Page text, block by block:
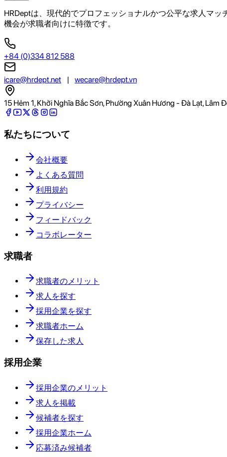
HRDeptは、現代的でプロフェッショナルかつ公平な求人マ
機会が求職者向けに特徴です。
+84 (0)334 812 588
icare@hrdept.net | wecare@hrdept.vn
15 Hẻm 1, Khởi Nghĩa Bắc Sơn, Phường Xuân Hương - Đà Lạt, Lâm
私たちについて
会社概要
よくある質問
利用規約
プライバシー
フィードバック
コラボレーター
求職者
求職者のメリット
求人を探す
採用企業を探す
求職者ホーム
保存した求人
採用企業
採用企業のメリット
求人を掲載
候補者を探す
採用企業ホーム
応募済み候補者